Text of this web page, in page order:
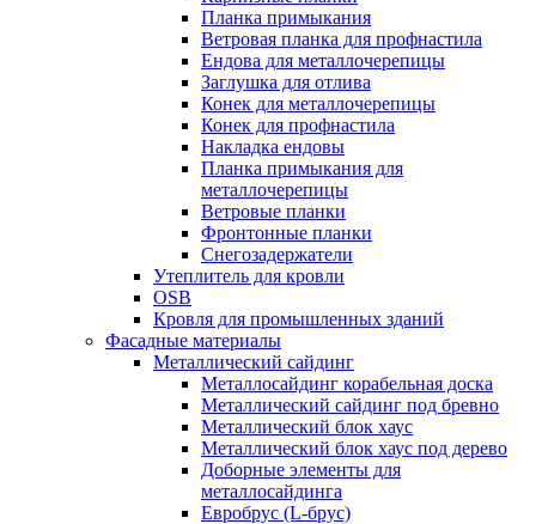
Планка примыкания
Ветровая планка для профнастила
Ендова для металлочерепицы
Заглушка для отлива
Конек для металлочерепицы
Конек для профнастила
Накладка ендовы
Планка примыкания для
металлочерепицы
Ветровые планки
Фронтонные планки
Снегозадержатели
Утеплитель для кровли
OSB
Кровля для промышленных зданий
Фасадные материалы
Металлический сайдинг
Металлосайдинг корабельная доска
Металлический сайдинг под бревно
Металлический блок хаус
Металлический блок хаус под дерево
Доборные элементы для
металлосайдинга
Евробрус (L-брус)